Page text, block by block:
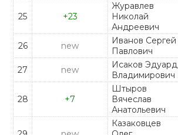
25 +23
Журавлев
Николай
Андреевич
26 new
Иванов Сергей
Павлович
27
new
Исаков Эдуард
Владимирович
28 +7
Штыров
Вячеслав
Анатольевич
Казаковцев